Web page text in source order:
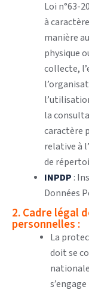
Loi n°63-
à
manière
physique
collecte,
la
caractère
relative à
de
INPDP :
Données
2. Cadre légal
personnelles :
La
doit se